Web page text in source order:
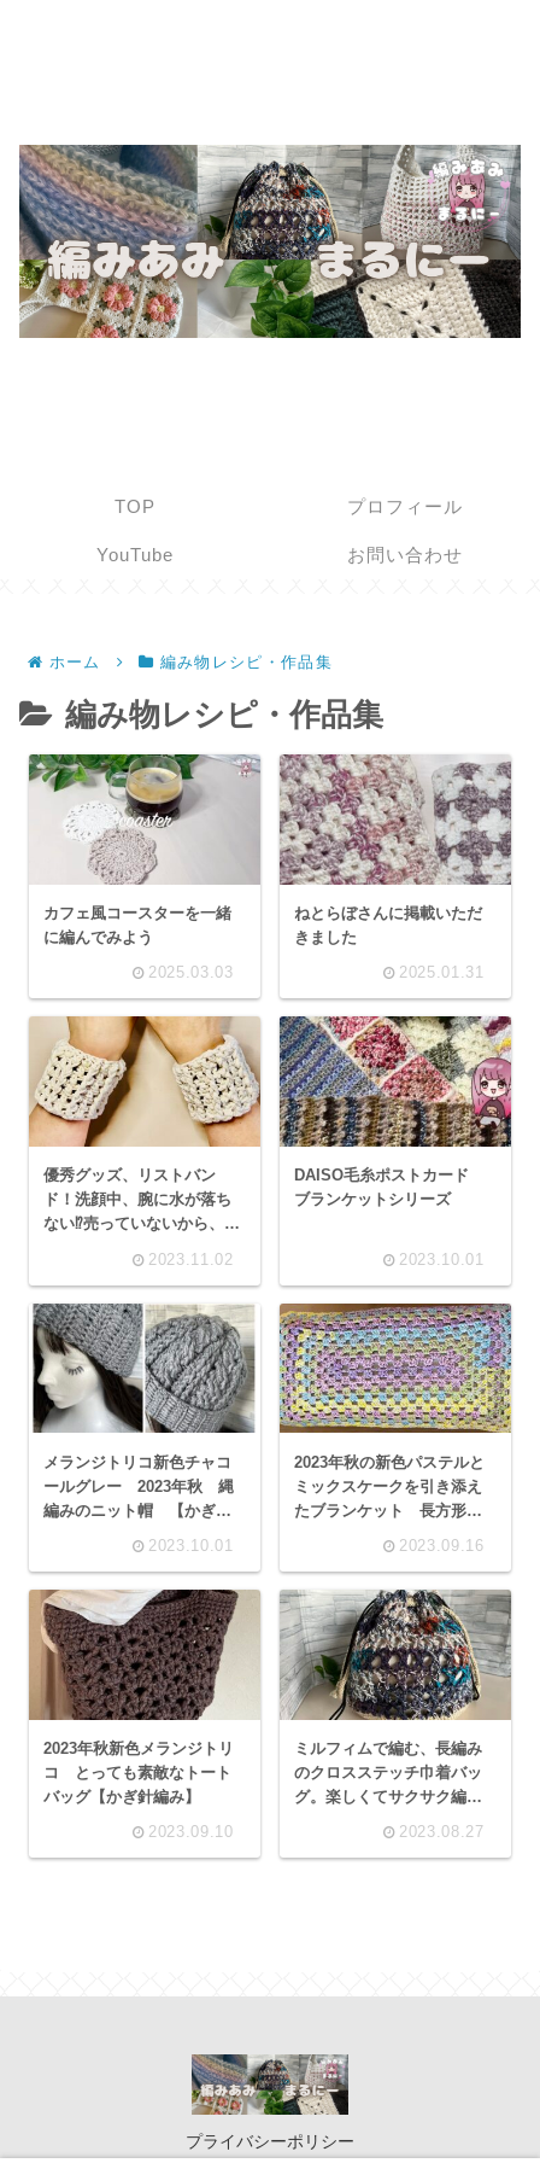
TOP プロフィール
YouTube お問い合わせ
ホーム 編み物レシピ・作品集
編み物レシピ・作品集
カフェ風コースターを一緒
に編んでみよう
2025.03.03
ねとらぼさんに掲載いただ
きました
2025.01.31
優秀グッズ、リストバン
ド！洗顔中、腕に水が落ち
ない⁉️売っていないから、作
2023.11.02
DAISO毛糸ポストカード
ブランケットシリーズ
2023.10.01
メランジトリコ新色チャコ
ールグレー 2023年秋 縄
編みのニット帽 【かぎ針
2023.10.01
2023年秋の新色パステルと
ミックスケークを引き添え
たブランケット 長方形の
2023.09.16
2023年秋新色メランジトリ
コ とっても素敵なトート
バッグ【かぎ針編み】
2023.09.10
ミルフィムで編む、長編み
のクロスステッチ巾着バッ
グ。楽しくてサクサク編め
2023.08.27
プライバシーポリシー